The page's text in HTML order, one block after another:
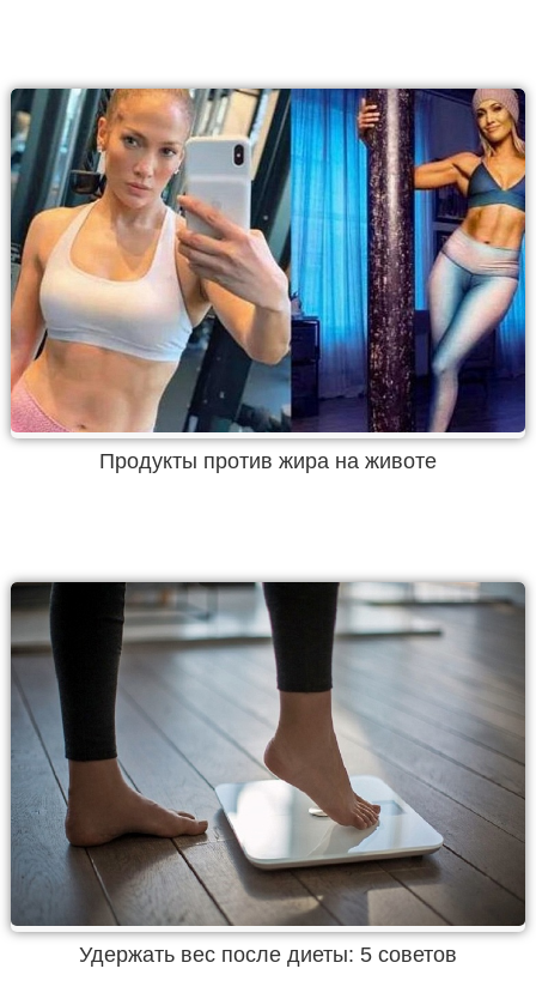
Продукты против жира на животе
Удержать вес после диеты: 5 советов